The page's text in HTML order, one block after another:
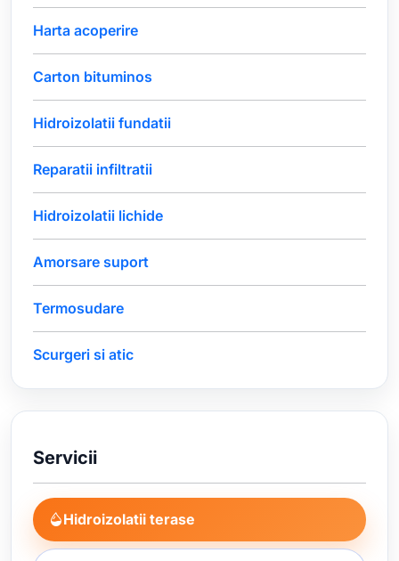
Harta acoperire
Carton bituminos
Hidroizolatii fundatii
Reparatii infiltratii
Hidroizolatii lichide
Amorsare suport
Termosudare
Scurgeri si atic
Servicii
Hidroizolatii terase